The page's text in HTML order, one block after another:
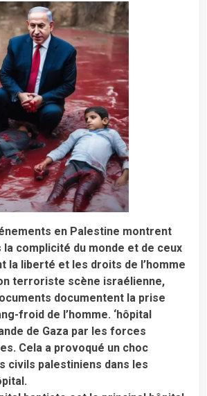
en Palestine montrent
la complicité du monde et de ceux
la liberté et les droits de l’homme
terroriste scène israélienne,
documentent la prise
froid de l’homme. ‘hôpital
de Gaza par les forces
Cela a provoqué un choc
civils palestiniens dans les